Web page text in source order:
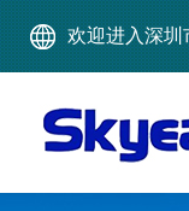
欢迎进入深圳